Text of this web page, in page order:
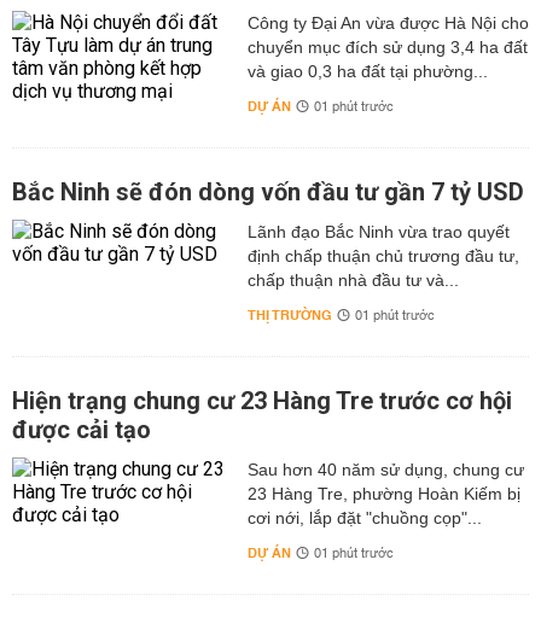
Công ty Đại An vừa được Hà Nội cho
chuyển mục đích sử dụng 3,4 ha đất
và giao 0,3 ha đất tại phường...
DỰ ÁN 01 phút trước
Bắc Ninh sẽ đón dòng vốn đầu tư gần 7 tỷ USD
Lãnh đạo Bắc Ninh vừa trao quyết
định chấp thuận chủ trương đầu tư,
chấp thuận nhà đầu tư và...
THỊ TRƯỜNG 01 phút trước
Hiện trạng chung cư 23 Hàng Tre trước cơ hội
được cải tạo
Sau hơn 40 năm sử dụng, chung cư
23 Hàng Tre, phường Hoàn Kiếm bị
cơi nới, lắp đặt "chuồng cọp"...
DỰ ÁN 01 phút trước